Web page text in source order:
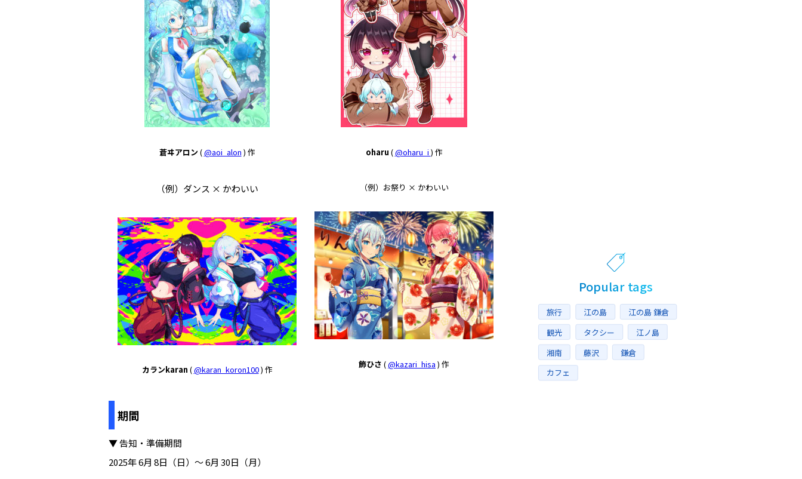
蒼ヰアロン (@aoi_alon ) 作 oharu (@oharu_i ) 作
（例）ダンス × かわいい
カランkaran (@karan_koron100) 作
（例）お祭り × かわいい
飾ひさ (@kazari_hisa ) 作
期間
▼ 告知・準備期間
2025年 6月 8日（日）～ 6月 30日（月）
Popular tags
旅行 江の島 江の島 鎌倉
観光 タクシー
江ノ島
湘南
藤沢 鎌倉
カフェ